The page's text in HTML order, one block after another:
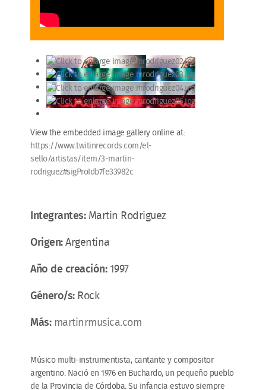
View the embedded image gallery online at:
https://www.twitinrecords.com/el-
sello/artistas/item/3-martin-
rodriguez#sigProIdb7fe33982c
Integrantes: Martin Rodriguez
Origen:Argentina
Año de creación: 1997
Género/s:Rock
Más: martinrmusica.com
Músico multi-instrumentista, cantante y compositor
argentino. Nació en 1976 en Buchardo, un pequeño pueblo
de la Provincia de Córdoba. Su infancia estuvo siempre